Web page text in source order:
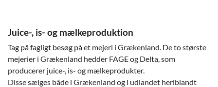
Juice-, is- og mælkeproduktion
Tag på fagligt besøg på et mejeri i Grækenland. De to største
mejerier i Grækenland hedder FAGE og Delta, som
producerer juice-, is- og mælkeprodukter.
Disse sælges både i Grækenland og i udlandet heriblandt